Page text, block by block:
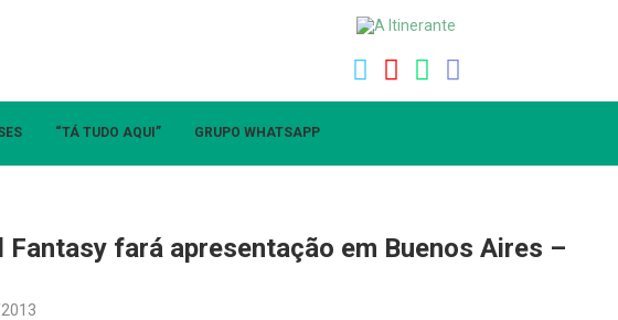
“TÁ TUDO AQUI” GRUPO WHATSAPP
fará apresentação em Buenos Aires –